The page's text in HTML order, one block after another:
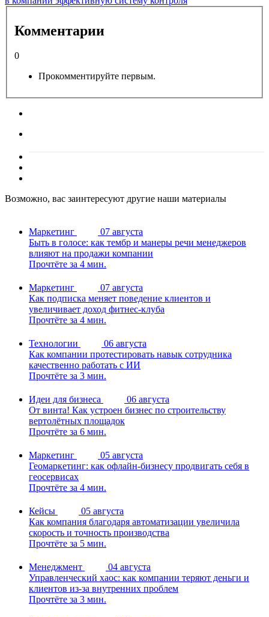
Комментарии
0
Прокомментируйте первым.
Возможно, вас заинтересуют другие наши материалы
Маркетинг
07 августа
Быть в голосе: как тембр и манеры речи менеджеров
влияют на продажи компании
Прочтёте за 4 мин.
Маркетинг
07 августа
Как подписка меняет поведение клиентов и
увеличивает доход фитнес-клуба
Прочтёте за 4 мин.
Технологии
06 августа
Как компании протестировать навык сотрудника
качественно работать с ИИ
Прочтёте за 3 мин.
Идеи для бизнеса
06 августа
От винта! Как устроен бизнес по строительству
вертолётных площадок
Прочтёте за 6 мин.
Маркетинг
05 августа
Геомаркетинг: как офлайн-бизнесу продвигать себя в
геосервисах
Прочтёте за 4 мин.
Кейсы
05 августа
Как компания благодаря автоматизации увеличила
скорость и точность производства
Прочтёте за 5 мин.
Менеджмент
04 августа
Управленческий хаос: как компании теряют деньги и
клиентов из-за внутренних проблем
Прочтёте за 3 мин.